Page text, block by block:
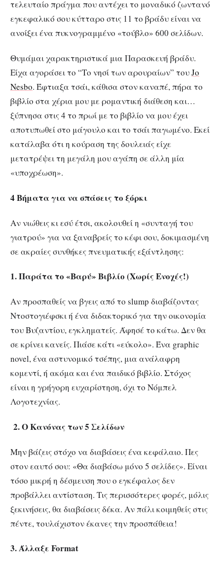
τελευταίο πράγμα που αντέχει το μοναδικό ζωντανό
εγκεφαλικό σου κύτταρο στις 11 το βράδυ είναι να
ανοίξει ένα πυκνογραμμένο «τούβλο» 600 σελίδων.
Θυμάμαι χαρακτηριστικά μια Παρασκευή βράδυ.
Είχα αγοράσει το “Το νησί των αρουραίων” τουJo
Nesbo. Έφτιαξα τσάι, κάθισα στον καναπέ, πήρα το
βιβλίο στα χέρια μου με ρομαντική διάθεση και…
ξύπνησα στις 4 το πρωί με το βιβλίο να μου έχει
αποτυπωθεί στο μάγουλο και το τσάι παγωμένο. Εκεί
κατάλαβα ότι η κούραση της δουλειάς είχε
μετατρέψει τη μεγάλη μου αγάπη σε άλλη μία
«υποχρέωση».
4 Βήματα για να σπάσεις το ξόρκι
Αν νιώθεις κι εσύ έτσι, ακολουθεί η «συνταγή του
γιατρού» για να ξαναβρείς το κέφι σου, δοκιμασμένη
σε ακραίες συνθήκες πνευματικής εξάντλησης:
1. Παράτα το «Βαρύ» Βιβλίο (Χωρίς Ενοχές!)
Αν προσπαθείς να βγεις από το slump διαβάζοντας
Ντοστογιέφσκι ή ένα διδακτορικό για την οικονομία
του Βυζαντίου, εγκληματείς. Άφησέ το κάτω. Δεν θα
σε κρίνει κανείς. Πιάσε κάτι «εύκολο». Ένα graphic
novel, ένα αστυνομικό τσέπης, μια ανάλαφρη
κομεντί, ή ακόμα και ένα παιδικό βιβλίο. Στόχος
είναι η γρήγορη ευχαρίστηση, όχι το Νόμπελ
Λογοτεχνίας.
2. Ο Κανόνας των 5 Σελίδων
Μην βάζεις στόχο να διαβάσεις ένα κεφάλαιο. Πες
στον εαυτό σου: «Θα διαβάσω μόνο 5 σελίδες». Είναι
τόσο μικρή η δέσμευση που ο εγκέφαλος δεν
προβάλλει αντίσταση. Τις περισσότερες φορές, μόλις
ξεκινήσεις, θα διαβάσεις δέκα. Αν πάλι κοιμηθείς στις
πέντε, τουλάχιστον έκανες την προσπάθεια!
3. Άλλαξε Format